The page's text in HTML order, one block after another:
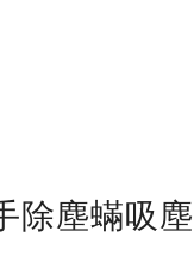
除塵蟎吸